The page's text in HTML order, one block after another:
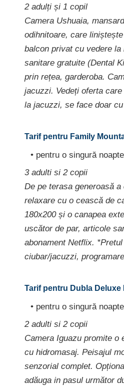
2 adulți și 1 copil
Camera Ushuaia,
odihnitoare, care
balcon privat cu vedere
sanitare gratuite (Dental
prin rețea, garderoba.
jacuzzi. Vedeți oferta
la jacuzzi, se face doar
Tarif pentru Family
• pentru o singură
3 adulti si 2 copii
De pe terasa generoasă
relaxare cu o cească de
180x200 și o canapea
uscător de par, articole
abonament Netflix.
ciubar/jacuzzi,
Tarif pentru Dubla
• pentru o singură
2 adulti si 2 copii
Camera Iguazu promite
cu hidromasaj. Peisajul
senzorial complet.
adăuga in pasul următor